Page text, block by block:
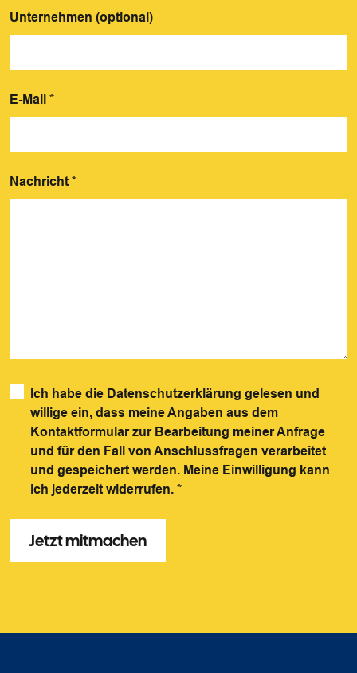
Unternehmen (optional)
E-Mail *
Nachricht *
Ich habe die Datenschutzerklärung gelesen und
willige ein, dass meine Angaben aus dem
Kontaktformular zur Bearbeitung meiner Anfrage
und für den Fall von Anschlussfragen verarbeitet
und gespeichert werden. Meine Einwilligung kann
ich jederzeit widerrufen.*